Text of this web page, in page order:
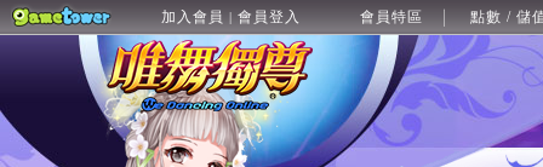
加入會員 | 會員登入 會員特區 點數 / 儲